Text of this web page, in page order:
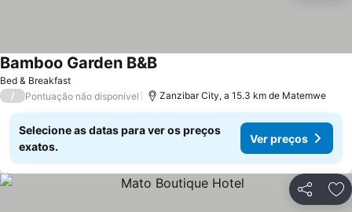
Bed & Breakfast
Bamboo Garden B&BVer preços
/ Pontuação não disponível Zanzibar City, a 15.3 km de Matemwe
Selecione as datas para ver os preços
exatos.
Ver preços
Partilhar